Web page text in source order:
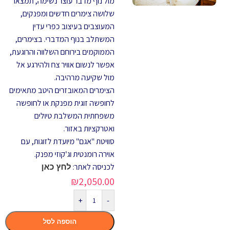
שלושה צימרים חדשים ומפנקים,
המעוצבים בעיצוב כפרי עדין
המשתלב בנוף המדברי. בצימרים,
הממוקמים בירוחם השלווה והרוגעת,
אפשר לנשום אוויר צח ולהירגע אל
מול שקיעה מרהיבה.
הצימרים המאובזרים היטב מתאימים
לחופשה זוגית מפנקת או לחופשה
משפחתית המשלבת טיולים
ואטרקציות באזור.
סוויטת "אגם" מיועדת לזוגות, עם
אוירה רומנטית וג'קוזי מפנק.
לכניסה לאתר: לחץ כאן
₪2,050.00
-
+
הוספה לסל